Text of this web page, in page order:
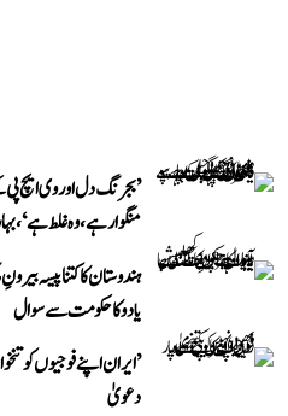
’بجرنگ دل اور وی
منگوا رہے، وہ غلط ہے‘،
ہندوستان کا کتنا پیسہ
یادو کا حکومت سے سوال
’ایران اپنے فوجیوں کو
دعویٰ